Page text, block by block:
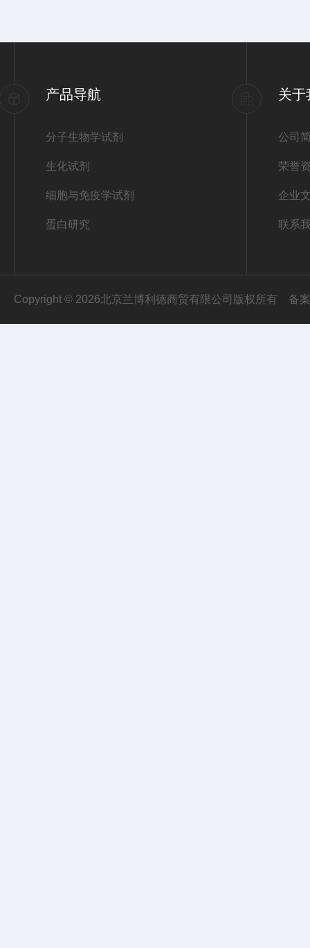
产品导航
分子生物学试剂
生化试剂
细胞与免疫学试剂
蛋白研究
关于
公司
荣誉
企业
联系
Copyright © 2026北京兰博利德商贸有限公司版权所有 备